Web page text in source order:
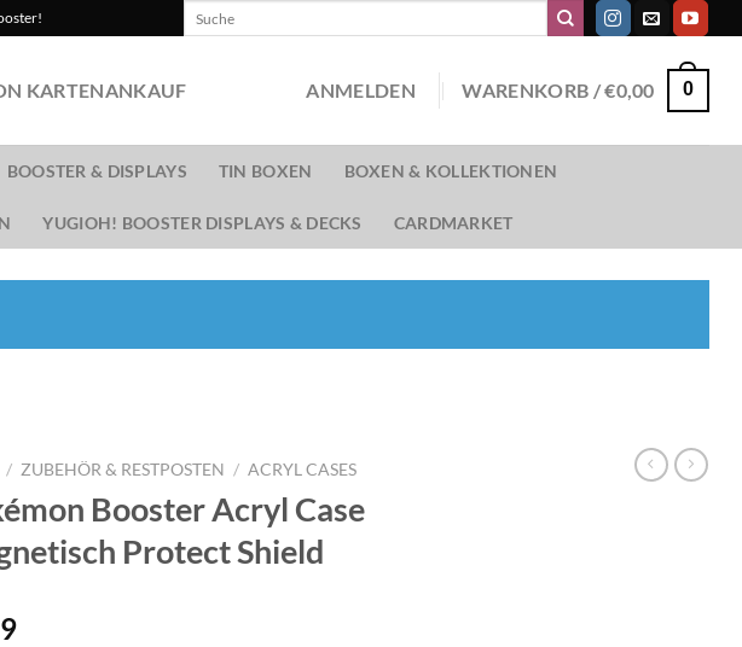
KARTENANKAUF ANMELDEN WARENKORB /€0,00 0
BOOSTER & DISPLAYS TIN BOXEN BOXEN & KOLLEKTIONEN
YUGIOH! BOOSTER DISPLAYS & DECKS CARDMARKET
/ ZUBEHÖR & RESTPOSTEN / ACRYL CASES
Booster Acryl Case
Protect Shield